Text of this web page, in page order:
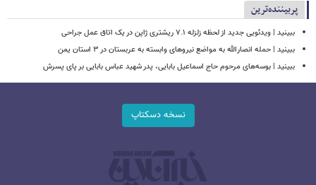
پربیننده‌ترین
ببینید | ویدئویی جدید از لحظه زلزله ۷.۱ ریشتری ژاپن در یک اتاق عمل جراحی
ببینید | حمله انصارالله به مواضع نیروهای وابسته به عربستان در ۳ استان یمن
ببینید | بوسه‌های مرحوم حاج اسماعیل بابایی، پدر شهید عباس بابایی بر پای پسرش
نسخه دسکتاپ